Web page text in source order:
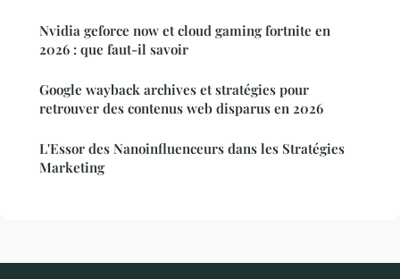
Nvidia geforce now et cloud gaming fortnite en
2026 : que faut-il savoir
Google wayback archives et stratégies pour
retrouver des contenus web disparus en 2026
L'Essor des Nanoinfluenceurs dans les Stratégies
Marketing